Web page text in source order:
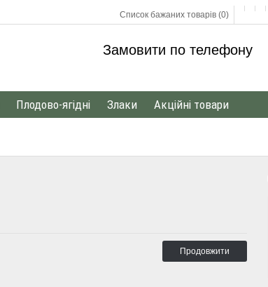
Список бажаних товарів (0)
Замовити по телефону
Плодово-ягідні Злаки Акційні товари
Продовжити